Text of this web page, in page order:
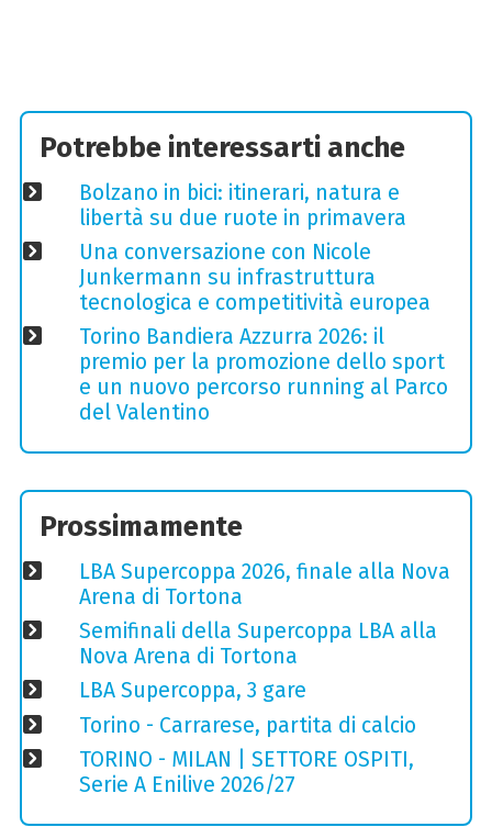
Potrebbe interessarti anche
Bolzano in bici: itinerari, natura e
libertà su due ruote in primavera
Una conversazione con Nicole
Junkermann su infrastruttura
tecnologica e competitività europea
Torino Bandiera Azzurra 2026: il
premio per la promozione dello sport
e un nuovo percorso running al Parco
del Valentino
Prossimamente
LBA Supercoppa 2026, finale alla Nova
Arena di Tortona
Semifinali della Supercoppa LBA alla
Nova Arena di Tortona
LBA Supercoppa, 3 gare
Torino - Carrarese, partita di calcio
TORINO - MILAN | SETTORE OSPITI,
Serie A Enilive 2026/27